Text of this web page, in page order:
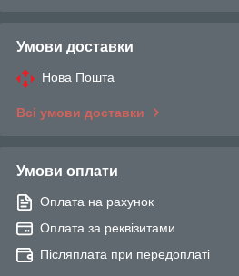
Умови доставки
Нова Пошта
Всі умови доставки
Умови оплати
Оплата на рахунок
Оплата за реквізитами
Післяплата при передоплаті